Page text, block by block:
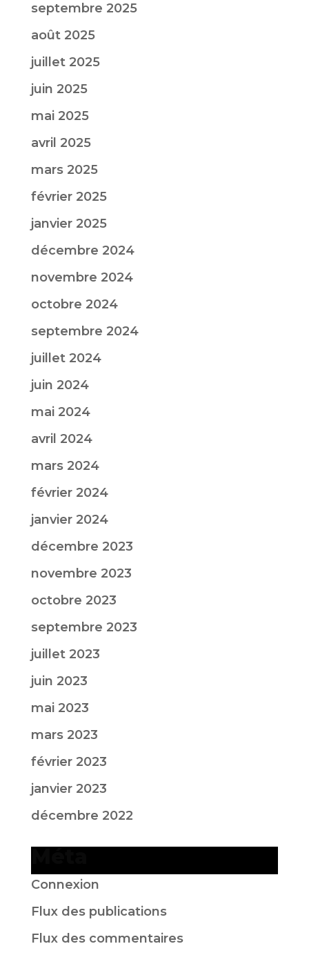
septembre 2025
août 2025
juillet 2025
juin 2025
mai 2025
avril 2025
mars 2025
février 2025
janvier 2025
décembre 2024
novembre 2024
octobre 2024
septembre 2024
juillet 2024
juin 2024
mai 2024
avril 2024
mars 2024
février 2024
janvier 2024
décembre 2023
novembre 2023
octobre 2023
septembre 2023
juillet 2023
juin 2023
mai 2023
mars 2023
février 2023
janvier 2023
décembre 2022
Connexion
Flux des publications
Flux des commentaires